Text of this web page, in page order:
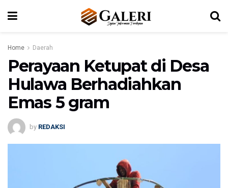
Home Daerah
Perayaan Ketupat di Desa
Hulawa Berhadiahkan
Emas 5 gram
by REDAKSI